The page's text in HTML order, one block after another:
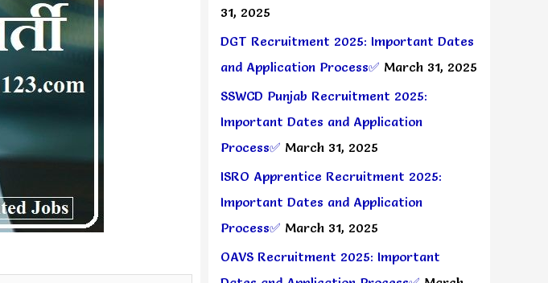
31, 2025
DGT Recruitment 2025: Important Dates
and Application Process✅ March 31, 2025
SSWCD Punjab Recruitment 2025:
Important Dates and Application
Process✅ March 31, 2025
ISRO Apprentice Recruitment 2025:
Important Dates and Application
Process✅ March 31, 2025
OAVS Recruitment 2025: Important